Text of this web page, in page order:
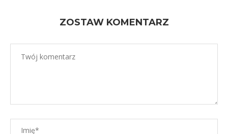
ZOSTAW KOMENTARZ